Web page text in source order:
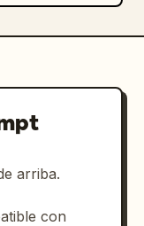
arriba.
con